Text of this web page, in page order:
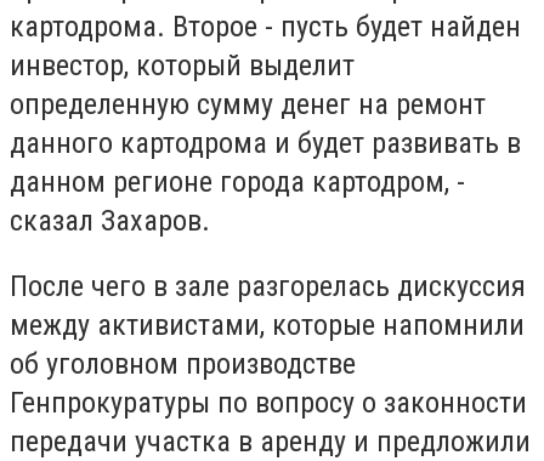
картодрома. Второе - пусть будет найден
инвестор, который выделит
определенную сумму денег на ремонт
данного картодрома и будет развивать в
данном регионе города картодром, -
сказал Захаров.
После чего в зале разгорелась дискуссия
между активистами, которые напомнили
об уголовном производстве
Генпрокуратуры по вопросу о законности
передачи участка в аренду и предложили